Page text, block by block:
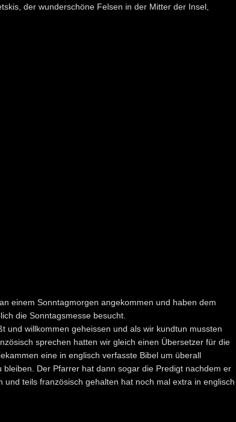
der wunderschöne Felsen in der Mitter der Insel,
einem Sonntagmorgen angekommen und haben dem
die Sonntagsmesse besucht.
und willkommen geheissen und als wir kundtun mussten
sprechen hatten wir gleich einen Übersetzer für die
eine in englisch verfasste Bibel um überall
bleiben. Der Pfarrer hat dann sogar die Predigt nachdem er
und teils französisch gehalten hat noch mal extra in englisch